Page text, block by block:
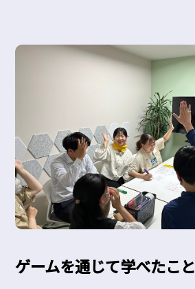
ゲームを通じて学べたこと